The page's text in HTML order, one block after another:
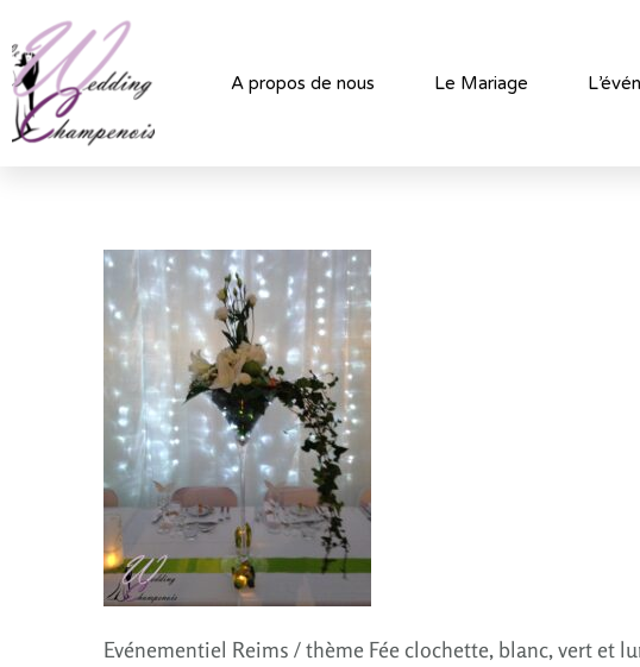
A propos de nous Le Mariage
Evénementiel Reims / thème Fée clochette, blanc, vert et